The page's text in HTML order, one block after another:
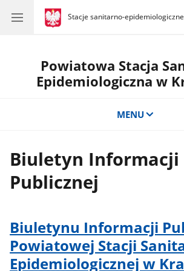
gov.pl
Stacje sanitarno-epidemiologiczne
gov.pl
Stacje
Powiatowa Stacja
Epidemiologiczna w
MENU
Biuletyn Informacji
Publicznej
Biuletynu Informacji
Powiatowej Stacji
Epidemiologicznej w